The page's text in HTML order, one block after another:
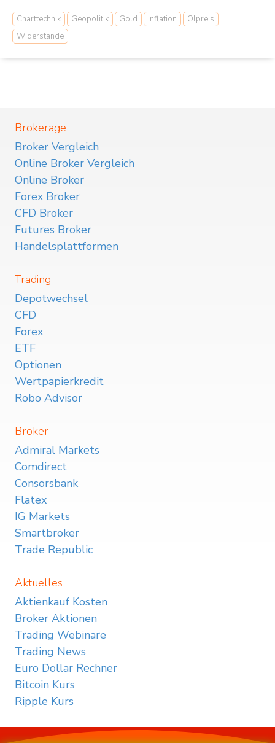
Charttechnik Geopolitik Gold Inflation
Ölpreis
Widerstände
Brokerage
Broker Vergleich
Online Broker Vergleich
Online Broker
Forex Broker
CFD Broker
Futures Broker
Handelsplattformen
Trading
Depotwechsel
CFD
Forex
ETF
Optionen
Wertpapierkredit
Robo Advisor
Broker
Admiral Markets
Comdirect
Consorsbank
Flatex
IG Markets
Smartbroker
Trade Republic
Aktuelles
Aktienkauf Kosten
Broker Aktionen
Trading Webinare
Trading News
Euro Dollar Rechner
Bitcoin Kurs
Ripple Kurs